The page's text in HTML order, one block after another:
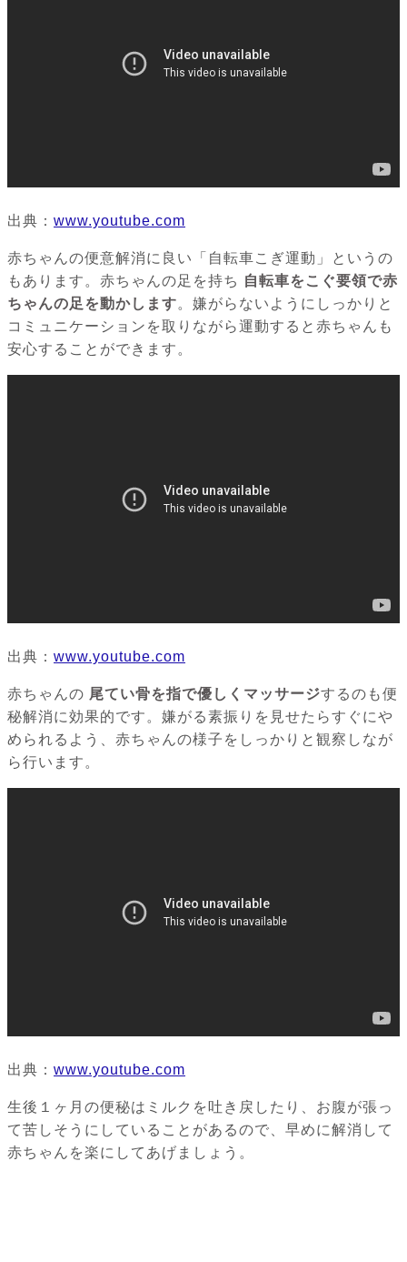
出典： www.youtube.com
赤ちゃんの便意解消に良い「自転車こぎ運動」というの
もあります。赤ちゃんの足を持ち 自転車をこぐ要領で赤
ちゃんの足を動かします。嫌がらないようにしっかりと
コミュニケーションを取りながら運動すると赤ちゃんも
安心することができます。
出典： www.youtube.com
赤ちゃんの 尾てい骨を指で優しくマッサージするのも便
秘解消に効果的です。嫌がる素振りを見せたらすぐにや
められるよう、赤ちゃんの様子をしっかりと観察しなが
ら行います。
出典： www.youtube.com
生後１ヶ月の便秘はミルクを吐き戻したり、お腹が張っ
て苦しそうにしていることがあるので、早めに解消して
赤ちゃんを楽にしてあげましょう。